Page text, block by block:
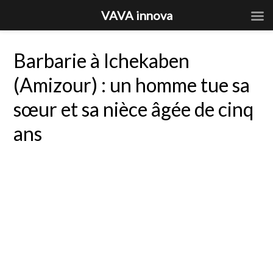
Barbarie à Ichekaben
(Amizour) : un homme tue sa
sœur et sa nièce âgée de cinq
ans
VAVA innova